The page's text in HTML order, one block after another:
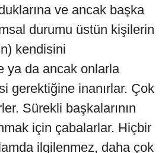
ve ancak başka
durumu üstün kişilerin
kendisini
ya da ancak onlarla
gerektiğine inanırlar. Çok
Sürekli başkalarının
için çabalarlar. Hiçbir
ilgilenmez, daha çok